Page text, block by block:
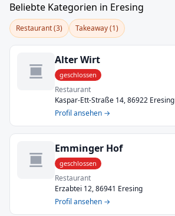
Beliebte Kategorien in Eresing
Restaurant (3) Takeaway (1)
Alter Wirt
geschlossen
Restaurant
Kaspar-Ett-Straße 14, 86922 Eresing
Profil ansehen →
Emminger Hof
geschlossen
Restaurant
Erzabtei 12, 86941 Eresing
Profil ansehen →